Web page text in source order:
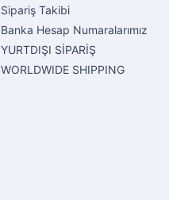
Sipariş Takibi
Banka Hesap Numaralarımız
YURTDIŞI SİPARİŞ
WORLDWIDE SHIPPING